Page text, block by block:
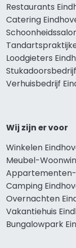
Restaurants
Catering
Loodgieters
Verhuisbedrijf
Wij zijn er voor
Winkelen
Meubel-
Appartementen-
Camping
Overnachten
Vakantiehuis
Bungalowpark